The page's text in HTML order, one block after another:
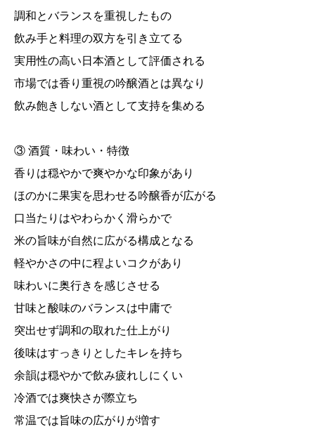
調和とバランスを重視したもの
飲み手と料理の双方を引き立てる
実用性の高い日本酒として評価される
市場では香り重視の吟醸酒とは異なり
飲み飽きしない酒として支持を集める
③ 酒質・味わい・特徴
香りは穏やかで爽やかな印象があり
ほのかに果実を思わせる吟醸香が広がる
口当たりはやわらかく滑らかで
米の旨味が自然に広がる構成となる
軽やかさの中に程よいコクがあり
味わいに奥行きを感じさせる
甘味と酸味のバランスは中庸で
突出せず調和の取れた仕上がり
後味はすっきりとしたキレを持ち
余韻は穏やかで飲み疲れしにくい
冷酒では爽快さが際立ち
常温では旨味の広がりが増す